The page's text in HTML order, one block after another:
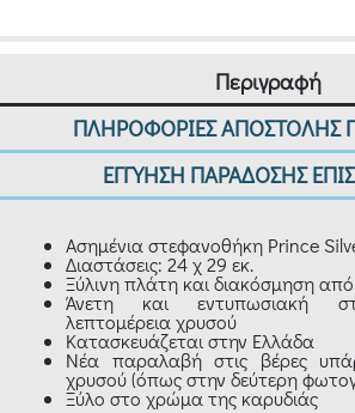
Περιγραφή
ΠΛΗΡΟΦΟΡΙΕΣ
ΕΓΓΥΗΣΗ ΠΑΡΑΔΟΣΗΣ
Ασημένια στεφανοθήκη Prince
Διαστάσεις: 24 χ 29 εκ.
Ξύλινη πλάτη και διακόσμηση
Άνετη και εντυπωσιακή
λεπτομέρεια χρυσού
Κατασκευάζεται στην Ελλάδα
Νέα παραλαβή στις βέρες
χρυσού (όπως στην δεύτερη
Ξύλο στο χρώμα της καρυδιάς